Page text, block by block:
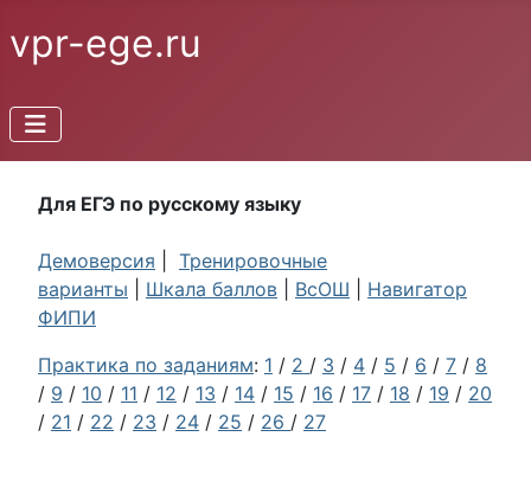
vpr-ege.ru
Для ЕГЭ по русскому языку
Демоверсия
Тренировочные
варианты
Шкала баллов ВсОШ
Навигатор
ФИПИ
Практика по заданиям: 1 / 2 / 3 / 4 / 5 / 6 / 7 / 8
/ 9 / 10 / 11 / 12 / 13 / 14 / 15 / 16 / 17 / 18 / 19 / 20
/ 21 / 22 / 23 / 24 / 25 / 26 / 27